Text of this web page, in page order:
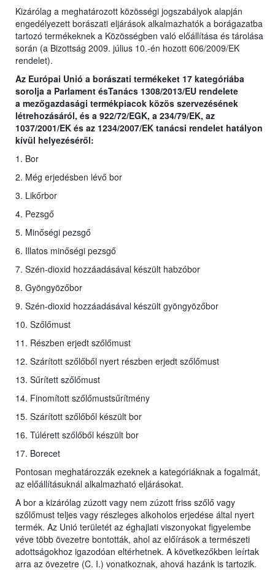
Kizárólag a meghatározott közösségi jogszabályok alapján
engedélyezett borászati eljárások alkalmazhatók a borágazatba
tartozó termékeknek a Közösségben való előállítása és tárolása
során (a Bizottság 2009. július 10.-én hozott 606/2009/EK
rendelet).
Az Európai Unió a borászati termékeket 17 kategóriába
sorolja a Parlament ésTanács 1308/2013/EU rendelete
a mezőgazdasági termékpiacok közös szervezésének
létrehozásáról, és a 922/72/EGK, a 234/79/EK, az
1037/2001/EK és az 1234/2007/EK tanácsi rendelet hatályon
kívül helyezéséről:
1. Bor
2. Még erjedésben lévő bor
3. Likőrbor
4. Pezsgő
5. Minőségi pezsgő
6. Illatos minőségi pezsgő
7. Szén-dioxid hozzáadásával készült habzóbor
8. Gyöngyözőbor
9. Szén-dioxid hozzáadásával készült gyöngyözőbor
10. Szőlőmust
11. Részben erjedt szőlőmust
12. Szárított szőlőből nyert részben erjedt szőlőmust
13. Sűrített szőlőmust
14. Finomított szőlőmustsűrítmény
15. Szárított szőlőből készült bor
16. Túlérett szőlőből készült bor
17. Borecet
Pontosan meghatározzák ezeknek a kategóriáknak a fogalmát,
az előállításuknál alkalmazható eljárásokat.
A bor a kizárólag zúzott vagy nem zúzott friss szőlő vagy
szőlőmust teljes vagy részleges alkoholos erjedése által nyert
termék. Az Unió területét az éghajlati viszonyokat figyelembe
véve több övezetre bontották, ahol az előírások a természeti
adottságokhoz igazodóan eltérhetnek. A következőkben leírtak
arra az övezetre (C. I.) vonatkoznak, ahová hazánk is tartozik.